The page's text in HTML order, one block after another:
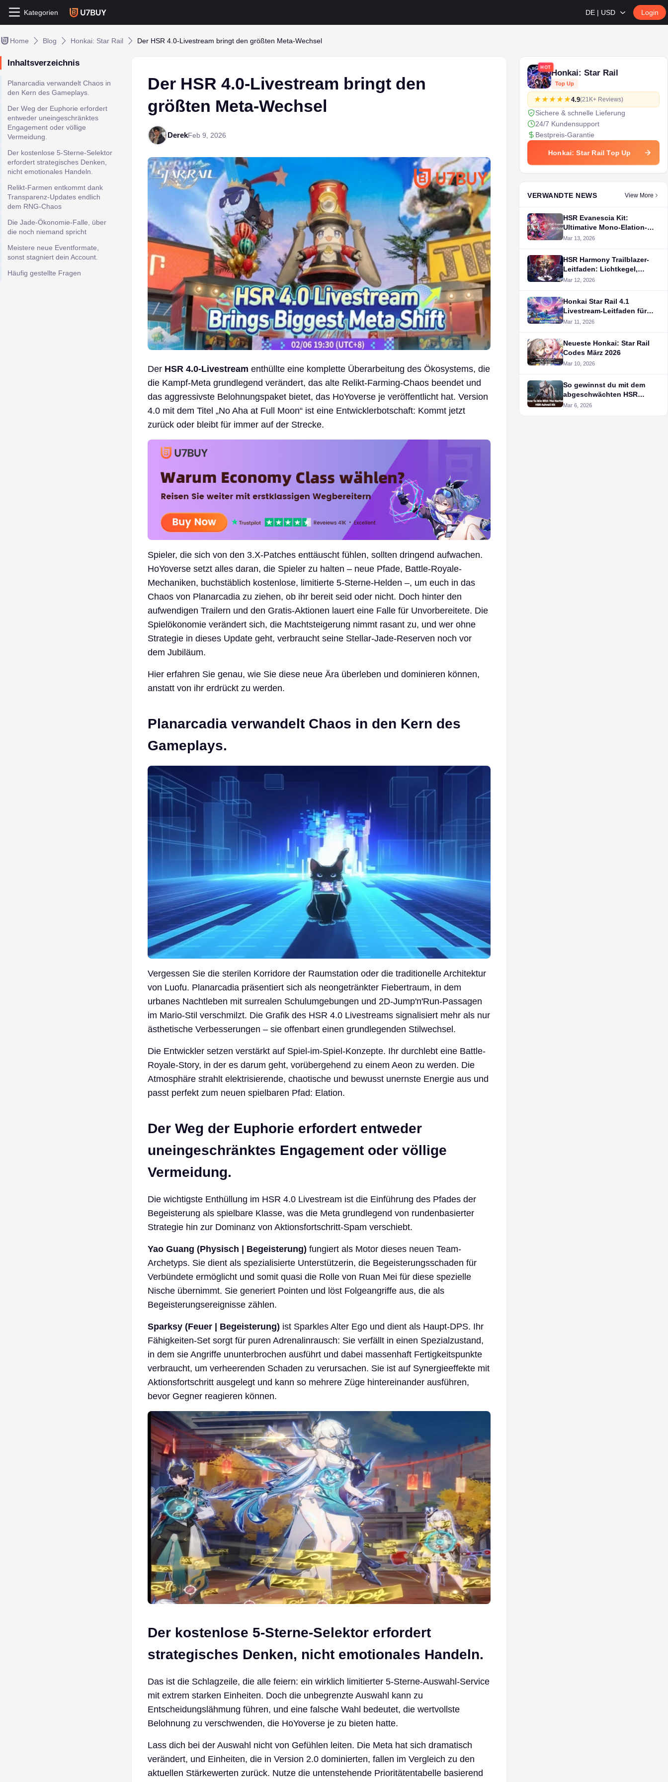
Kategorien DE | USD Login
Home Blog Honkai: Star Rail Der HSR 4.0-Livestream bringt den größten Meta-Wechsel
Inhaltsverzeichnis
Planarcadia verwandelt Chaos in
den Kern des Gameplays.
Der Weg der Euphorie erfordert
entweder uneingeschränktes
Engagement oder völlige
Vermeidung.
Der kostenlose 5-Sterne-Selektor
erfordert strategisches Denken,
nicht emotionales Handeln.
Relikt-Farmen entkommt dank
Transparenz-Updates endlich
dem RNG-Chaos
Die Jade-Ökonomie-Falle, über
die noch niemand spricht
Meistere neue Eventformate,
sonst stagniert dein Account.
Häufig gestellte Fragen
Der HSR 4.0-Livestream bringt den
größten Meta-Wechsel
DerekFeb 9, 2026
Der HSR 4.0-Livestream enthüllte eine komplette Überarbeitung des Ökosystems, die
die Kampf-Meta grundlegend verändert, das alte Relikt-Farming-Chaos beendet und
das aggressivste Belohnungspaket bietet, das HoYoverse je veröffentlicht hat. Version
4.0 mit dem Titel „No Aha at Full Moon“ ist eine Entwicklerbotschaft: Kommt jetzt
zurück oder bleibt für immer auf der Strecke.
Spieler, die sich von den 3.X-Patches enttäuscht fühlen, sollten dringend aufwachen.
HoYoverse setzt alles daran, die Spieler zu halten – neue Pfade, Battle-Royale-
Mechaniken, buchstäblich kostenlose, limitierte 5-Sterne-Helden –, um euch in das
Chaos von Planarcadia zu ziehen, ob ihr bereit seid oder nicht. Doch hinter den
aufwendigen Trailern und den Gratis-Aktionen lauert eine Falle für Unvorbereitete. Die
Spielökonomie verändert sich, die Machtsteigerung nimmt rasant zu, und wer ohne
Strategie in dieses Update geht, verbraucht seine Stellar-Jade-Reserven noch vor
dem Jubiläum.
Hier erfahren Sie genau, wie Sie diese neue Ära überleben und dominieren können,
anstatt von ihr erdrückt zu werden.
Planarcadia verwandelt Chaos in den Kern des
Gameplays.
Vergessen Sie die sterilen Korridore der Raumstation oder die traditionelle Architektur
von Luofu. Planarcadia präsentiert sich als neongetränkter Fiebertraum, in dem
urbanes Nachtleben mit surrealen Schulumgebungen und 2D-Jump'n'Run-Passagen
im Mario-Stil verschmilzt. Die Grafik des HSR 4.0 Livestreams signalisiert mehr als nur
ästhetische Verbesserungen – sie offenbart einen grundlegenden Stilwechsel.
Die Entwickler setzen verstärkt auf Spiel-im-Spiel-Konzepte. Ihr durchlebt eine Battle-
Royale-Story, in der es darum geht, vorübergehend zu einem Aeon zu werden. Die
Atmosphäre strahlt elektrisierende, chaotische und bewusst unernste Energie aus und
passt perfekt zum neuen spielbaren Pfad: Elation.
Der Weg der Euphorie erfordert entweder
uneingeschränktes Engagement oder völlige
Vermeidung.
Die wichtigste Enthüllung im HSR 4.0 Livestream ist die Einführung des Pfades der
Begeisterung als spielbare Klasse, was die Meta grundlegend von rundenbasierter
Strategie hin zur Dominanz von Aktionsfortschritt-Spam verschiebt.
Yao Guang (Physisch | Begeisterung) fungiert als Motor dieses neuen Team-
Archetyps. Sie dient als spezialisierte Unterstützerin, die Begeisterungsschaden für
Verbündete ermöglicht und somit quasi die Rolle von Ruan Mei für diese spezielle
Nische übernimmt. Sie generiert Pointen und löst Folgeangriffe aus, die als
Begeisterungsereignisse zählen.
Sparksy (Feuer | Begeisterung) ist Sparkles Alter Ego und dient als Haupt-DPS. Ihr
Fähigkeiten-Set sorgt für puren Adrenalinrausch: Sie verfällt in einen Spezialzustand,
in dem sie Angriffe ununterbrochen ausführt und dabei massenhaft Fertigkeitspunkte
verbraucht, um verheerenden Schaden zu verursachen. Sie ist auf Synergieeffekte mit
Aktionsfortschritt ausgelegt und kann so mehrere Züge hintereinander ausführen,
bevor Gegner reagieren können.
Der kostenlose 5-Sterne-Selektor erfordert
strategisches Denken, nicht emotionales Handeln.
Das ist die Schlagzeile, die alle feiern: ein wirklich limitierter 5-Sterne-Auswahl-Service
mit extrem starken Einheiten. Doch die unbegrenzte Auswahl kann zu
Entscheidungslähmung führen, und eine falsche Wahl bedeutet, die wertvollste
Belohnung zu verschwenden, die HoYoverse je zu bieten hatte.
Lass dich bei der Auswahl nicht von Gefühlen leiten. Die Meta hat sich dramatisch
verändert, und Einheiten, die in Version 2.0 dominierten, fallen im Vergleich zu den
aktuellen Stärkewerten zurück. Nutze die untenstehende Prioritätentabelle basierend
HOT
Honkai: Star Rail
Top Up
4.9(21K+ Reviews)
Sichere & schnelle Lieferung
24/7 Kundensupport
Bestpreis-Garantie
Honkai: Star Rail Top Up
VERWANDTE NEWS View More
HSR Evanescia Kit:
Ultimative Mono-Elation-
Strategie
Mar 13, 2026
HSR Harmony Trailblazer-
Leitfaden: Lichtkegel,
Eidolons, Fähigkeiten
Mar 12, 2026
Honkai Star Rail 4.1
Livestream-Leitfaden für
den kommenden
Mar 11, 2026
Neueste Honkai: Star Rail
Codes März 2026
Mar 10, 2026
So gewinnst du mit dem
abgeschwächten HSR
Ashveil Kit
Mar 6, 2026